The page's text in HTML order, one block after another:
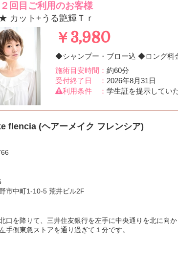
回目ご利用のお客様
カット+うる艶輝Ｔｒ
￥3,980
◆シャンプー・ブロー込 ◆ロング
施術目安時間： 約60分
受付終了日 ： 2026年8月31日
利用条件 ： 学生証を提示してい
flencia (ヘアーメイク フレンシア)
市中町1-10-5 荒井ビル2F
北口を降りて、三井住友銀行を左手に中央通りを北に向
手側東急ストアを通り過ぎて１分です。